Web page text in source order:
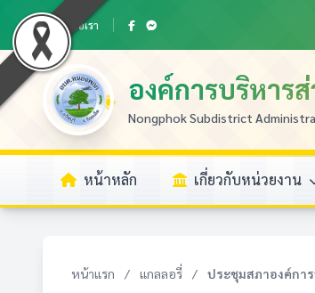
ติดต่อเรา
องค์การบริหาร
Nongphok Subdistrict
หน้าหลัก เกี่ยวกับหน่วยงาน
หน้าแรก / แกลลอรี่ / ประชุมสภาองค์กา